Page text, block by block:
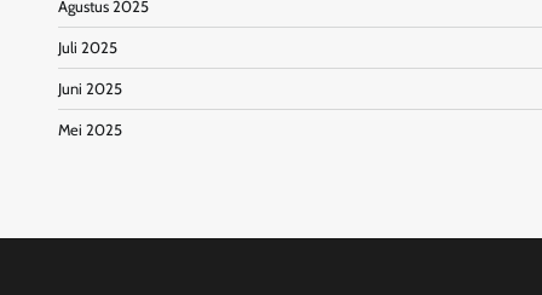
Agustus 2025
Juli 2025
Juni 2025
Mei 2025